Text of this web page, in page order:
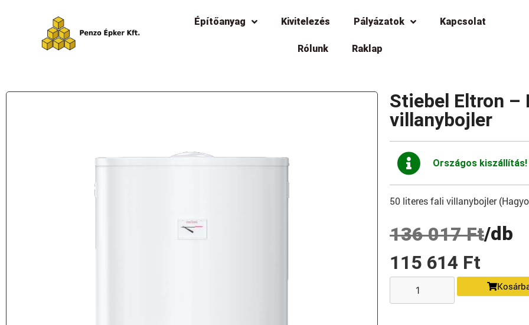
Építőanyag Kivitelezés Pályázatok Kapcsolat
Rólunk Raklap
Stiebel Eltron –
villanybojler
Országos kiszállítás!
50 literes fali villanybojler
136 017Ft
115 614 Ft
/db